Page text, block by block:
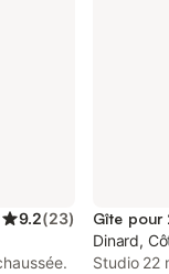
9.2(23)
Gîte pour
Dinard,
Studio 22